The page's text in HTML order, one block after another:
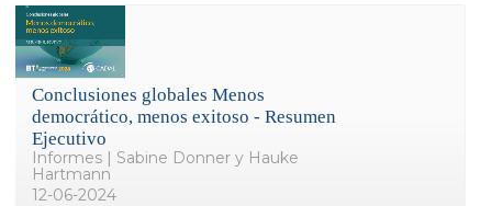
Conclusiones globales Menos
democrático, menos exitoso - Resumen
Ejecutivo
Informes | Sabine Donner y Hauke
Hartmann
12-06-2024